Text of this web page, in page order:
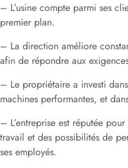
– L’usine compte parmi ses
premier plan.
– La direction améliore
afin de répondre aux
– Le propriétaire a investi
machines performantes, et
– L’entreprise est réputée
travail et des possibilités de
ses employés.